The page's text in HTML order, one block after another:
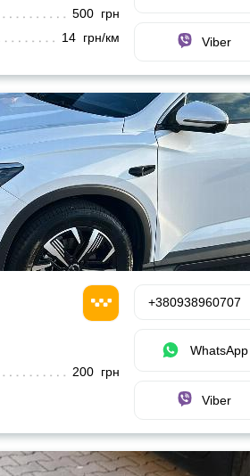
500 грн
14 грн/км Viber
200 грн
+380938960707
WhatsApp
Viber